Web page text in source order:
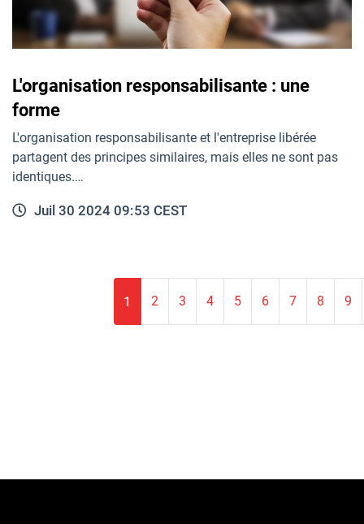
L'organisation responsabilisante : une
forme
L'organisation responsabilisante et l'entreprise libérée
partagent des principes similaires, mais elles ne sont pas
identiques.…
Juil 30 2024 09:53 CEST
1 2 3 4 5 6 7 8 9